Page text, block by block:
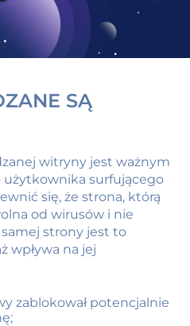
SĄ
witryny jest ważnym
surfującego
się, że strona, którą
od wirusów i nie
strony jest to
wpływa na jej
zablokował potencjalnie